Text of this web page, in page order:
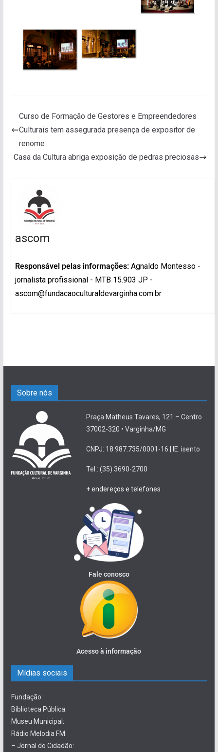
Curso de Formação de Gestores e Empreendedores
Culturais tem assegurada presença de expositor de
renome
Casa da Cultura abriga exposição de pedras preciosas
ascom
Responsável pelas informações:Agnaldo Montesso -
jornalista profissional - MTB 15.903 JP -
ascom@fundacaoculturaldevarginha.com.br
Sobre nós
Praça Matheus Tavares, 121 – Centro
37002-320 • Varginha/MG
CNPJ: 18.987.735/0001-16 | IE: isento
Tel.: (35) 3690-2700
+ endereços e telefones
Fale conosco
Acesso à informação
Mídias sociais
Fundação:
Biblioteca Pública:
Museu Municipal:
Rádio Melodia FM:
– Jornal do Cidadão: